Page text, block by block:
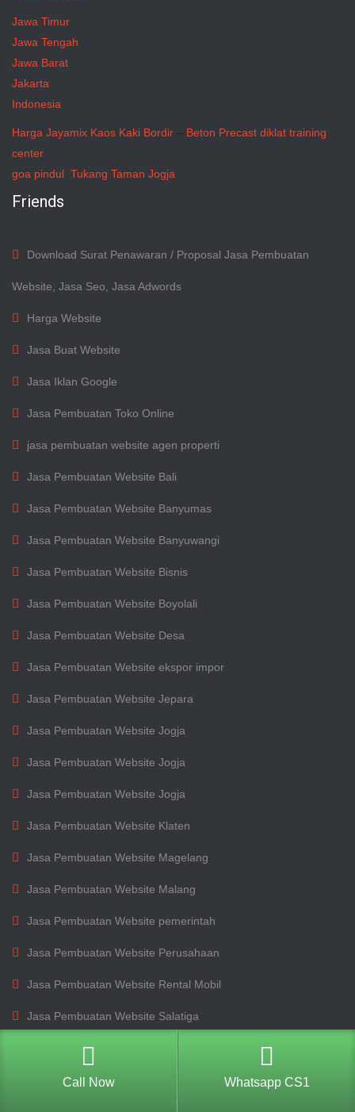
Jawa Timur
Jawa Tengah
Jawa Barat
Jakarta
Indonesia
Harga Jayamix Kaos Kaki Bordir – Beton Precast diklat training
center
goa pindul Tukang Taman Jogja
Friends
Download Surat Penawaran / Proposal Jasa Pembuatan
Website, Jasa Seo, Jasa Adwords
Harga Website
Jasa Buat Website
Jasa Iklan Google
Jasa Pembuatan Toko Online
jasa pembuatan website agen properti
Jasa Pembuatan Website Bali
Jasa Pembuatan Website Banyumas
Jasa Pembuatan Website Banyuwangi
Jasa Pembuatan Website Bisnis
Jasa Pembuatan Website Boyolali
Jasa Pembuatan Website Desa
Jasa Pembuatan Website ekspor impor
Jasa Pembuatan Website Jepara
Jasa Pembuatan Website Jogja
Jasa Pembuatan Website Jogja
Jasa Pembuatan Website Jogja
Jasa Pembuatan Website Klaten
Jasa Pembuatan Website Magelang
Jasa Pembuatan Website Malang
Jasa Pembuatan Website pemerintah
Jasa Pembuatan Website Perusahaan
Jasa Pembuatan Website Rental Mobil
Jasa Pembuatan Website Salatiga
Jasa Pembuatan Website Sales Mobil
Jasa Pembuatan Website sekolah
Call Now Whatsapp CS1